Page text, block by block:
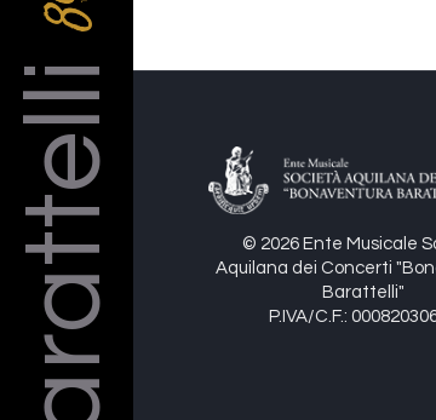
Barattelli
© 2026 Ente Musicale
Aquilana dei Concerti
Barattelli"
P.IVA/C.F.: